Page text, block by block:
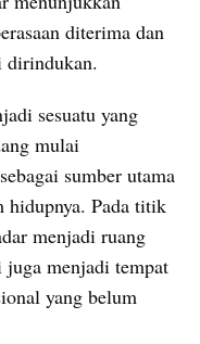
diterima dan
dirindukan.
sesuatu yang
mulai
sumber utama
hidupnya. Pada titik
menjadi ruang
juga menjadi tempat
yang belum